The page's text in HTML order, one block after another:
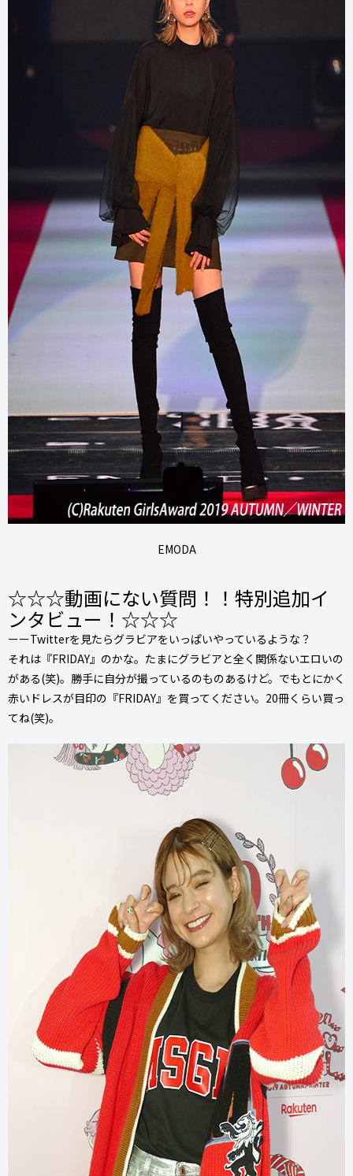
EMODA
☆☆☆動画にない質問！！特別追加イ
ンタビュー！☆☆☆
ーーTwitterを見たらグラビアをいっぱいやっているような？
それは『FRIDAY』のかな。たまにグラビアと全く関係ないエロいの
がある(笑)。勝手に自分が撮っているのものあるけど。でもとにかく
赤いドレスが目印の『FRIDAY』を買ってください。20冊くらい買っ
てね(笑)。